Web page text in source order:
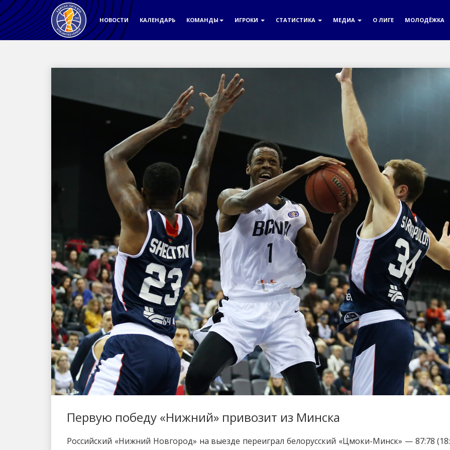
НОВОСТИ КАЛЕНДАРЬ КОМАНДЫ ИГРОКИ СТАТИСТИКА МЕДИА О ЛИГЕ МОЛОДЁЖКА
Первую победу «Нижний» привозит из Минска
Российский «Нижний Новгород» на выезде переиграл белорусский «Цмоки-Минск» — 87:78